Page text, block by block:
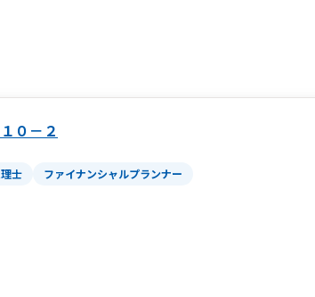
０－２
士 ファイナンシャルプランナー